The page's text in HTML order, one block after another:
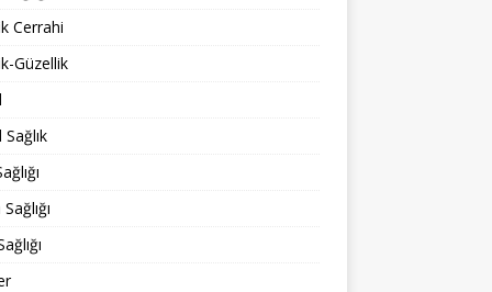
Cerrahi
Güzellik